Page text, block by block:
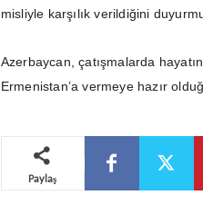
misliyle karşılık verildiğini
Azerbaycan, çatışmalarda
Ermenistan’a vermeye hazır
Paylaş